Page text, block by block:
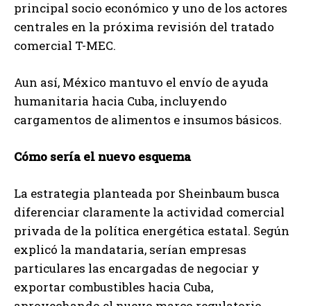
principal socio económico y uno de los actores
centrales en la próxima revisión del tratado
comercial T-MEC.
Aun así, México mantuvo el envío de ayuda
humanitaria hacia Cuba, incluyendo
cargamentos de alimentos e insumos básicos.
Cómo sería el nuevo esquema
La estrategia planteada por Sheinbaum busca
diferenciar claramente la actividad comercial
privada de la política energética estatal. Según
explicó la mandataria, serían empresas
particulares las encargadas de negociar y
exportar combustibles hacia Cuba,